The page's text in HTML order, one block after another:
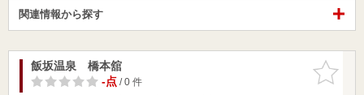
関連情報から探す
お気に入
りに追加
飯坂温泉 橋本舘
-点/ 0 件